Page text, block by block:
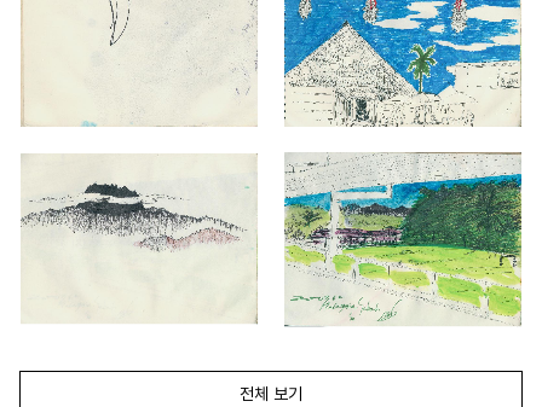
전체 보기